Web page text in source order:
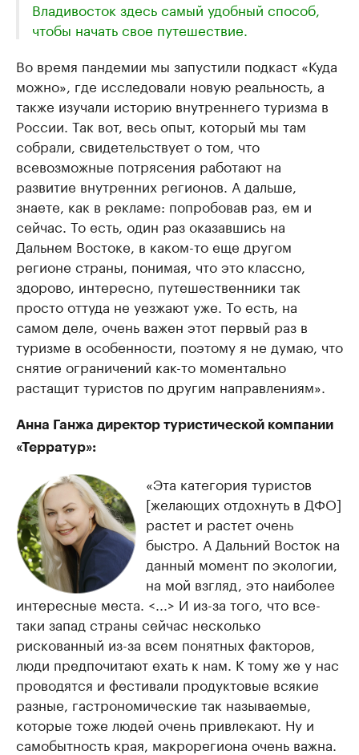
Владивосток здесь самый удобный способ,
чтобы начать свое путешествие.
Во время пандемии мы запустили подкаст «Куда
можно», где исследовали новую реальность, а
также изучали историю внутреннего туризма в
России. Так вот, весь опыт, который мы там
собрали, свидетельствует о том, что
всевозможные потрясения работают на
развитие внутренних регионов. А дальше,
знаете, как в рекламе: попробовав раз, ем и
сейчас. То есть, один раз оказавшись на
Дальнем Востоке, в каком-то еще другом
регионе страны, понимая, что это классно,
здорово, интересно, путешественники так
просто оттуда не уезжают уже. То есть, на
самом деле, очень важен этот первый раз в
туризме в особенности, поэтому я не думаю, что
снятие ограничений как-то моментально
растащит туристов по другим направлениям».
Анна Ганжа директор туристической компании
«Терратур»:
«Эта категория туристов
[желающих отдохнуть в ДФО]
растет и растет очень
быстро. А Дальний Восток на
данный момент по экологии,
на мой взгляд, это наиболее
интересные места. <...> И из-за того, что все-
таки запад страны сейчас несколько
рискованный из-за всем понятных факторов,
люди предпочитают ехать к нам. К тому же у нас
проводятся и фестивали продуктовые всякие
разные, гастрономические так называемые,
которые тоже людей очень привлекают. Ну и
самобытность края, макрорегиона очень важна.